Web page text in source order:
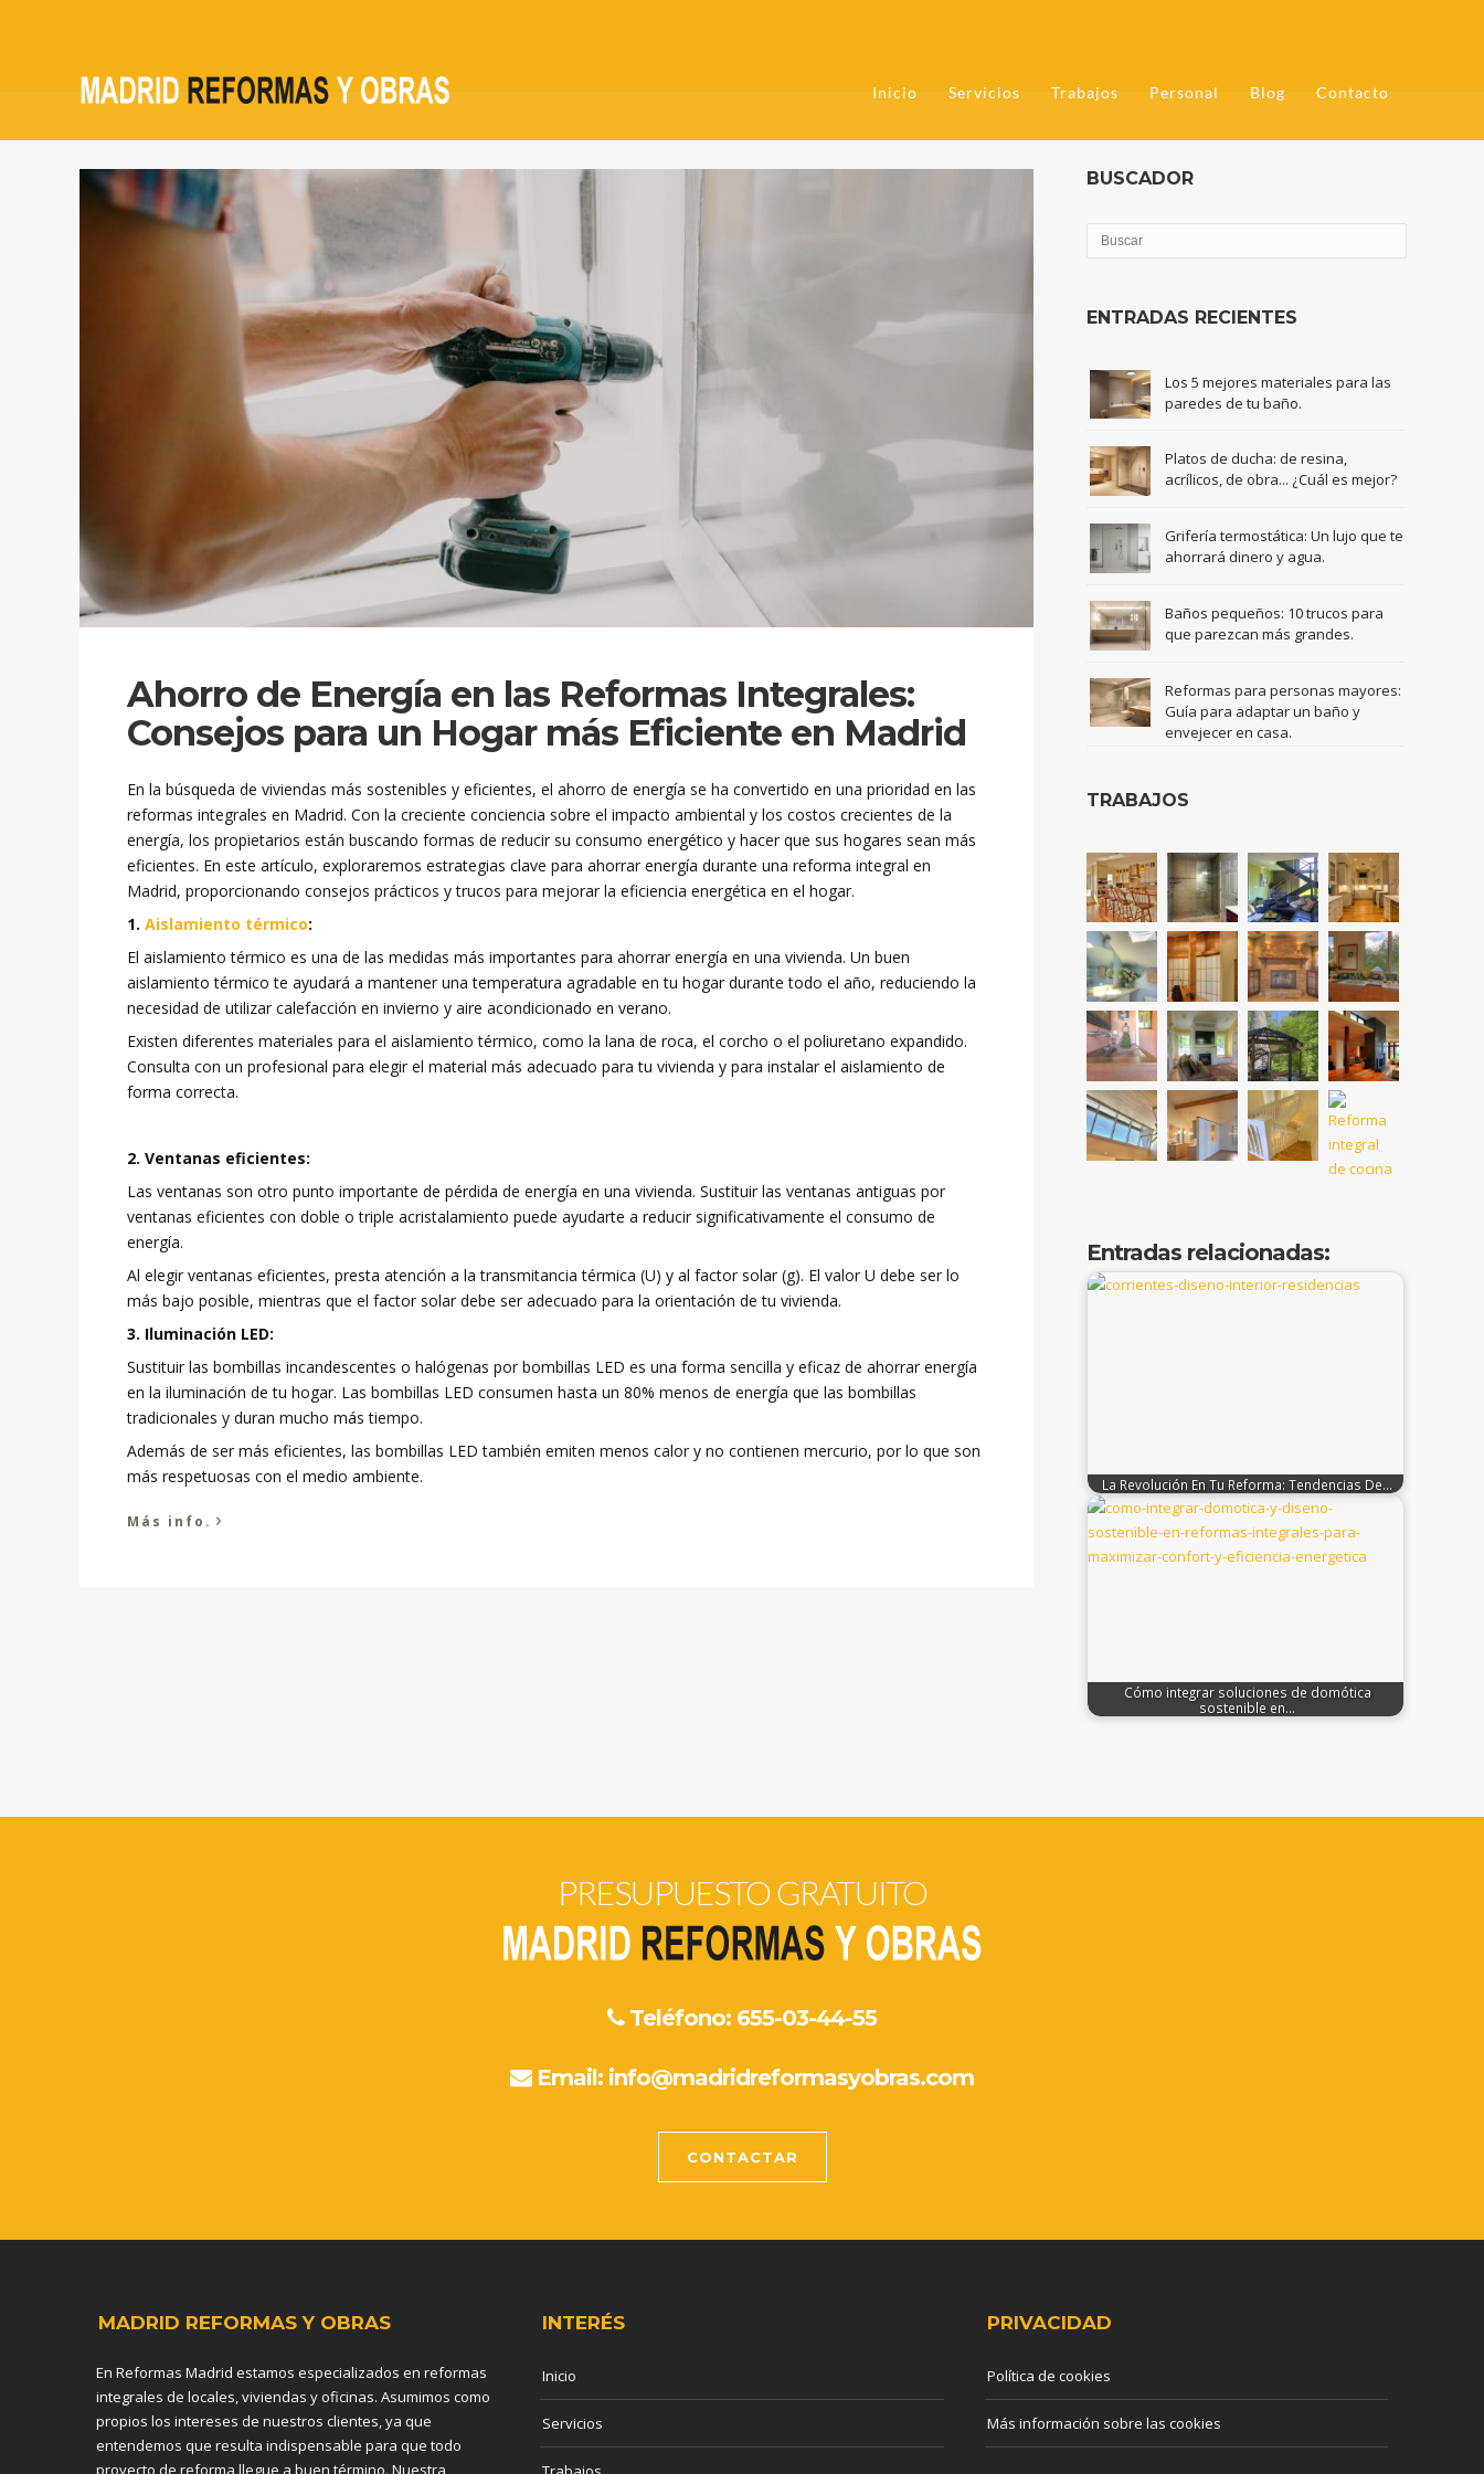
Inicio Servicios Trabajos Personal Blog Contacto
Ahorro de Energía en las Reformas Integrales:
Consejos para un Hogar más Eficiente en Madrid
En la búsqueda de viviendas más sostenibles y eficientes, el ahorro de energía se ha convertido en una prioridad en las
reformas integrales en Madrid. Con la creciente conciencia sobre el impacto ambiental y los costos crecientes de la
energía, los propietarios están buscando formas de reducir su consumo energético y hacer que sus hogares sean más
eficientes. En este artículo, exploraremos estrategias clave para ahorrar energía durante una reforma integral en
Madrid, proporcionando consejos prácticos y trucos para mejorar la eficiencia energética en el hogar.
1.Aislamiento térmico:
El aislamiento térmico es una de las medidas más importantes para ahorrar energía en una vivienda. Un buen
aislamiento térmico te ayudará a mantener una temperatura agradable en tu hogar durante todo el año, reduciendo la
necesidad de utilizar calefacción en invierno y aire acondicionado en verano.
Existen diferentes materiales para el aislamiento térmico, como la lana de roca, el corcho o el poliuretano expandido.
Consulta con un profesional para elegir el material más adecuado para tu vivienda y para instalar el aislamiento de
forma correcta.
2. Ventanas eficientes:
Las ventanas son otro punto importante de pérdida de energía en una vivienda. Sustituir las ventanas antiguas por
ventanas eficientes con doble o triple acristalamiento puede ayudarte a reducir significativamente el consumo de
energía.
Al elegir ventanas eficientes, presta atención a la transmitancia térmica (U) y al factor solar (g). El valor U debe ser lo
más bajo posible, mientras que el factor solar debe ser adecuado para la orientación de tu vivienda.
3. Iluminación LED:
Sustituir las bombillas incandescentes o halógenas por bombillas LED es una forma sencilla y eficaz de ahorrar energía
en la iluminación de tu hogar. Las bombillas LED consumen hasta un 80% menos de energía que las bombillas
tradicionales y duran mucho más tiempo.
Además de ser más eficientes, las bombillas LED también emiten menos calor y no contienen mercurio, por lo que son
más respetuosas con el medio ambiente.
Más info. ›
BUSCADOR
ENTRADAS RECIENTES
Los 5 mejores materiales para las
paredes de tu baño.
Platos de ducha: de resina,
acrílicos, de obra... ¿Cuál es mejor?
Grifería termostática: Un lujo que te
ahorrará dinero y agua.
Baños pequeños: 10 trucos para
que parezcan más grandes.
Reformas para personas mayores:
Guía para adaptar un baño y
envejecer en casa.
TRABAJOS
Entradas relacionadas:
La Revolución En Tu Reforma: Tendencias De…
Cómo integrar soluciones de domótica
sostenible en…
PRESUPUESTO GRATUITO
Teléfono: 655-03-44-55
Email: info@madridreformasyobras.com
CONTACTAR
MADRID REFORMAS Y OBRAS
En Reformas Madrid estamos especializados en reformas
integrales de locales, viviendas y oficinas. Asumimos como
propios los intereses de nuestros clientes, ya que
entendemos que resulta indispensable para que todo
proyecto de reforma llegue a buen término. Nuestra
INTERÉS
Inicio
Servicios
PRIVACIDAD
Política de cookies
Más información sobre las cookies